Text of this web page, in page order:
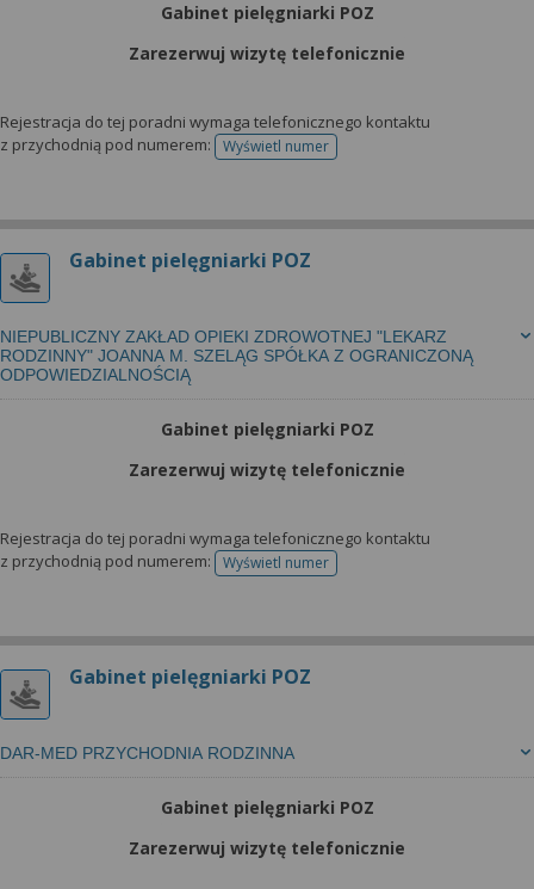
Gabinet pielęgniarki POZ
Zarezerwuj wizytę telefonicznie
Rejestracja do tej poradni wymaga telefonicznego kontaktu
z przychodnią pod numerem:
Wyświetl numertelefonu do rejestracji
Gabinet pielęgniarki POZ
NIEPUBLICZNY ZAKŁAD OPIEKI ZDROWOTNEJ "LEKARZ
RODZINNY" JOANNA M. SZELĄG SPÓŁKA Z OGRANICZONĄ
ODPOWIEDZIALNOŚCIĄ
Gabinet pielęgniarki POZ
Zarezerwuj wizytę telefonicznie
Rejestracja do tej poradni wymaga telefonicznego kontaktu
z przychodnią pod numerem:
Wyświetl numertelefonu do rejestracji
Gabinet pielęgniarki POZ
DAR-MED PRZYCHODNIA RODZINNA
Gabinet pielęgniarki POZ
Zarezerwuj wizytę telefonicznie